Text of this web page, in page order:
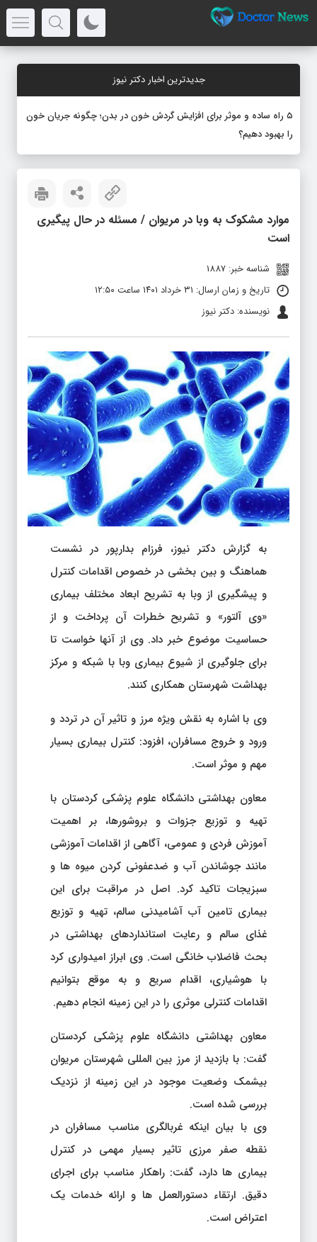
جدیدترین اخبار دکتر نیوز
۵ راه ساده و موثر برای افزایش گردش خون در بدن؛ چگونه جریان خون
را بهبود دهیم؟
موارد مشکوک به وبا در مریوان / مسئله در حال پیگیری
است
شناسه خبر: 1887
تاریخ و زمان ارسال: ۳۱ خرداد ۱۴۰۱ ساعت ۱۲:۵۰
نویسنده: دکتر نیوز
به گزارش دکتر نیوز، فرزام بدارپور در نشست
هماهنگ و بین بخشی در خصوص اقدامات کنترل
و پیشگیری از وبا به تشریح ابعاد مختلف بیماری
«وی آلتور» و تشریح خطرات آن پرداخت و از
حساسیت موضوع خبر داد. وی از آنها خواست تا
برای جلوگیری از شیوع بیماری وبا با شبکه و مرکز
بهداشت شهرستان همکاری کنند.
وی با اشاره به نقش ویژه مرز و تاثیر آن در تردد و
ورود و خروج مسافران، افزود: کنترل بیماری بسیار
مهم و موثر است.
معاون بهداشتی دانشگاه علوم پزشکی کردستان با
تهیه و توزیع جزوات و بروشورها، بر اهمیت
آموزش فردی و عمومی، آگاهی از اقدامات آموزشی
مانند جوشاندن آب و ضدعفونی کردن میوه ها و
سبزیجات تاکید کرد. اصل در مراقبت برای این
بیماری تامین آب آشامیدنی سالم، تهیه و توزیع
غذای سالم و رعایت استانداردهای بهداشتی در
بحث فاضلاب خانگی است. وی ابراز امیدواری کرد
با هوشیاری، اقدام سریع و به موقع بتوانیم
اقدامات کنترلی موثری را در این زمینه انجام دهیم.
معاون بهداشتی دانشگاه علوم پزشکی کردستان
گفت: با بازدید از مرز بین المللی شهرستان مریوان
بیشمک وضعیت موجود در این زمینه از نزدیک
بررسی شده است.
وی با بیان اینکه غربالگری مناسب مسافران در
نقطه صفر مرزی تاثیر بسیار مهمی در کنترل
بیماری ها دارد، گفت: راهکار مناسب برای اجرای
دقیق. ارتقاء دستورالعمل ها و ارائه خدمات یک
اعتراض است.